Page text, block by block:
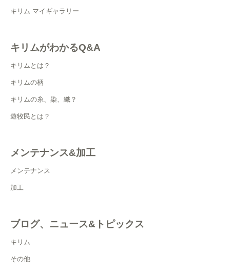
キリム マイギャラリー
キリムがわかるQ&A
キリムとは？
キリムの柄
キリムの糸、染、織？
遊牧民とは？
メンテナンス&加工
メンテナンス
加工
ブログ、ニュース&トピックス
キリム
その他